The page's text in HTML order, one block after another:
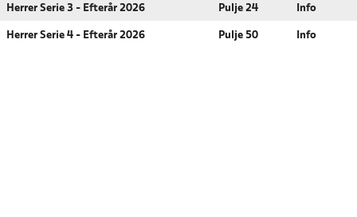
Herrer Serie 3 - Efterår 2026 Pulje 24 Info
Herrer Serie 4 - Efterår 2026 Pulje 50 Info